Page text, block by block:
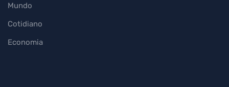
Mundo
Cotidiano
Economia